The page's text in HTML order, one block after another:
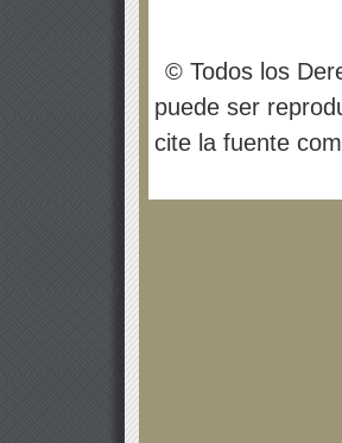
© Todos los
puede ser
cite la fuente